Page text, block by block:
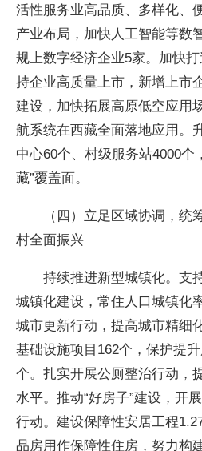
活性服务业高品质、多样化、
产业布局，加快人工智能等数
规上数字经济企业5家。加快
持企业高质量上市，新增上市
建设，加快拓展高原低空应用
航系统在西藏全面落地应用。
中心60个、村级服务站4000个
藏”覆盖面。
（四）立足区域协调，统
村全面振兴
持续推进新型城镇化。支
城镇化建设，常住人口城镇化
城市更新行动，提高城市精细
基础设施项目162个，保护提
个。扎实开展公厕整治行动，
水平。推动“好房子”建设，开
行动。建设保障性安居工程
品房用作保障性住房，努力构